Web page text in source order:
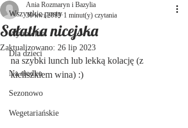
Wszystkie posty
Wytrawnie
Dla dzieci
Na słodko
Sezonowo
Wegetariańskie
Sałatka nicejska
Ania Rozmaryn i Bazylia
30 kwi 2019 1 minut(y) czytania
Zaktualizowano: 26 lip 2023
na szybki lunch lub lekką kolację (z
kieliszkiem wina) :)